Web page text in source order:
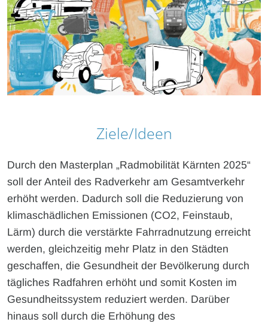
Ziele/Ideen
Durch den Masterplan „Radmobilität Kärnten 2025“
soll der Anteil des Radverkehr am Gesamtverkehr
erhöht werden. Dadurch soll die Reduzierung von
klimaschädlichen Emissionen (CO2, Feinstaub,
Lärm) durch die verstärkte Fahrradnutzung erreicht
werden, gleichzeitig mehr Platz in den Städten
geschaffen, die Gesundheit der Bevölkerung durch
tägliches Radfahren erhöht und somit Kosten im
Gesundheitssystem reduziert werden. Darüber
hinaus soll durch die Erhöhung des